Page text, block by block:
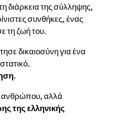
διάρκεια της σύλληψης,
συνθήκες, ένας
τη ζωή του.
δικαιοσύνη για ένα
.
ανθρώπου, αλλά
της ελληνικής